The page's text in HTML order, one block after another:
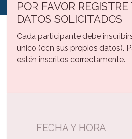
POR FAVOR
DATOS SOLICITADOS
Cada participante debe
único (con sus propios datos).
estén inscritos correctamente.
FECHA Y HORA